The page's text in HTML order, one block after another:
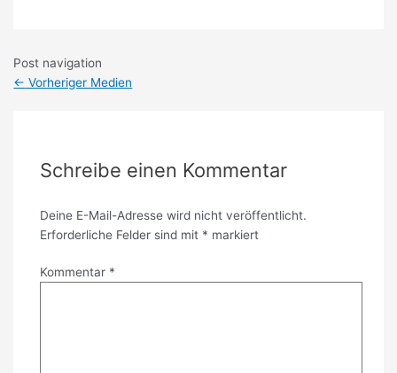
Post navigation
← Vorheriger Medien
Schreibe einen Kommentar
Deine E-Mail-Adresse wird nicht veröffentlicht.
Erforderliche Felder sind mit * markiert
Kommentar *